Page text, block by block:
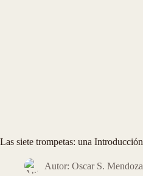
Las siete trompetas: una Introducción
Autor: Oscar S. Mendoza